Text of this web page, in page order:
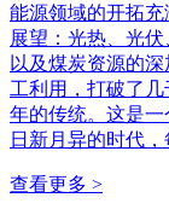
能源领域的开拓充
展望：光热、光伏
以及煤炭资源的深
工利用，打破了几
年的传统。这是一
日新月异的时代，
查看更多 >